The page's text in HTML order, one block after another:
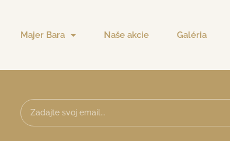
Majer Bara Naše akcie Galéria